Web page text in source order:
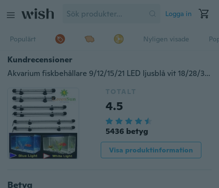
Logga in
Populärt Nyligen visade
Kundrecensioner
Akvarium fiskbehållare 9/12/15/21 LED ljusblå vit 18/28/38/48 CM Bar Nedsänkbar vattentät klämlampa Dekor USA UK AU EU Plug
TOTALT
4.5
5436 betyg
Visa produktinformation
Betyg